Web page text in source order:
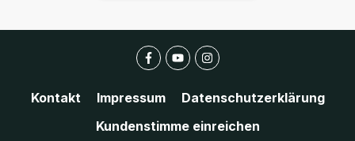
Kontakt Impressum
Datenschutzerklärung
Kundenstimme einreichen